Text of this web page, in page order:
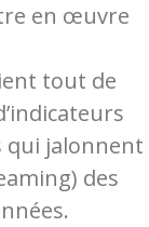
en œuvre
tout de
qui jalonnent
des